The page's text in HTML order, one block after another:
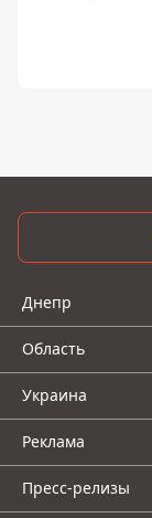
Днепр
Область
Украина
Реклама
Пресс-релизы